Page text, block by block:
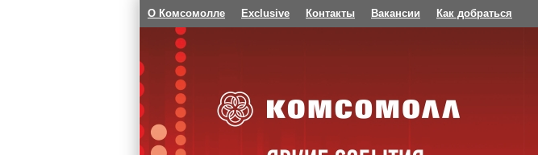
О Комсомолле Exclusive Контакты Вакансии Как добраться